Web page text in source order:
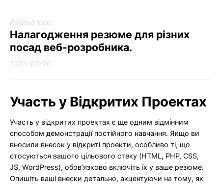
Related topic
Налагодження резюме для різних
посад веб-розробника.
2024-02-20
Участь у Відкритих Проектах
Участь у відкритих проектах є ще одним відмінним
способом демонстрації постійного навчання. Якщо ви
вносили внесок у відкриті проекти, особливо ті, що
стосуються вашого цільового стеку (HTML, PHP, CSS,
JS, WordPress), обов’язково включіть їх у ваше резюме.
Опишіть ваші внески детально, акцентуючи на тому, як